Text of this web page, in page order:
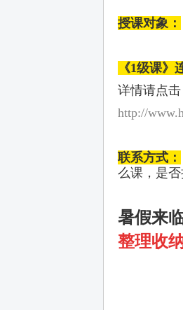
授课对象：
《1级课》
详情请点
http://
联系方式：
么课，是否
暑假来
整理收